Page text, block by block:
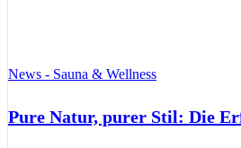
News - Sauna & Wellness
Pure Natur, purer Stil: Die